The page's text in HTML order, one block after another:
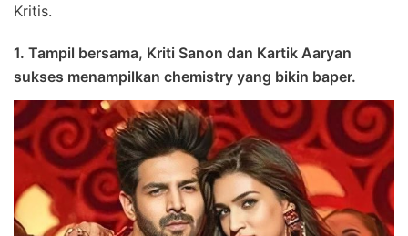
Kritis.
1. Tampil bersama, Kriti Sanon dan Kartik Aaryan
sukses menampilkan chemistry yang bikin baper.